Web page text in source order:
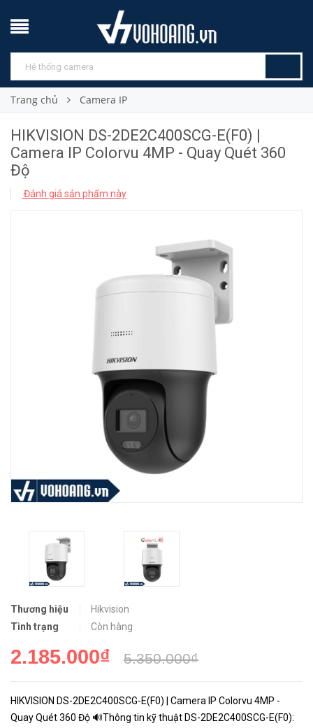
Trang chủ Camera IP
HIKVISION DS-2DE2C400SCG-E(F0) |
Camera IP Colorvu 4MP - Quay Quét 360
Độ
Đánh giá sản phẩm này
Thương hiệu
Hikvision
Tình trạng
Còn hàng
2.185.000₫ 5.350.000₫
HIKVISION DS-2DE2C400SCG-E(F0) | Camera IP Colorvu 4MP -
Quay Quét 360 Độ 🔊Thông tin kỹ thuật DS-2DE2C400SCG-E(F0):